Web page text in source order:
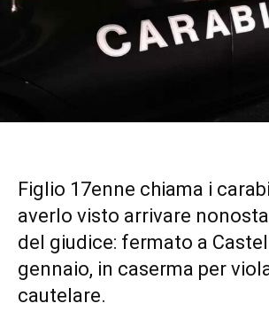
Figlio 17enne chiama i
averlo visto arrivare
del giudice: fermato a
gennaio, in caserma per
cautelare.